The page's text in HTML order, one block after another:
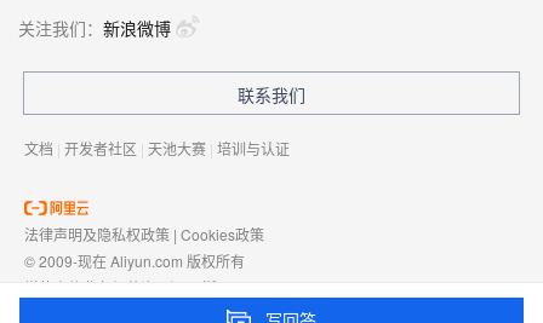
关注我们： 新浪微博
联系我们
文档 | 开发者社区 | 天池大赛 | 培训与认证
法律声明及隐私权政策 | Cookies政策
© 2009-现在 Aliyun.com 版权所有
增值电信业务经营许可证： 浙B2-20080101
浙D3-20210002